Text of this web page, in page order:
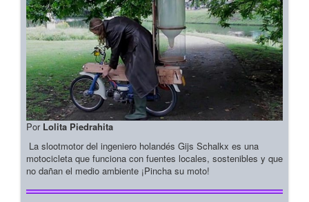
Por Lolita Piedrahita
La slootmotor del ingeniero holandés Gijs Schalkx es una
motocicleta que funciona con fuentes locales, sostenibles y que
no dañan el medio ambiente ¡Pincha su moto!